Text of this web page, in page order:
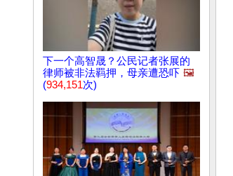
下一个高智晟？公民记者张展的
律师被非法羁押，母亲遭恐​​吓 🖼️
(934,151次)